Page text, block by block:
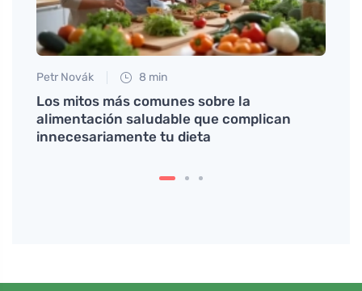
Petr Novák 8 min
Los mitos más comunes sobre la
alimentación saludable que complican
innecesariamente tu dieta